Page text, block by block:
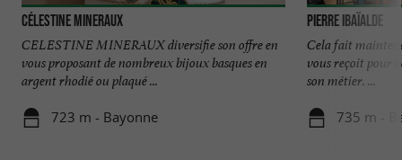
Célestine Mineraux
CELESTINE MINERAUX diversifie son offre en
vous proposant de nombreux bijoux basques en
argent rhodié ou plaqué ...
723 m - Bayonne
Pierre Ibaïalde
Cela fait
vous reçoit pour
son métier. ...
735 m -